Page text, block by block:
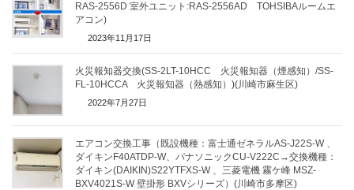
RAS-2556D 室外ユニット:RAS-2556AD TOHSIBAルームエ
アコン)
2023年11月17日
火災報知器交換(SS-2LT-10HCC 火災報知器（煙感知）/SS-
FL-10HCCA 火災報知器（熱感知）)(川崎市麻生区)
2022年7月27日
エアコン交換工事（既設機種：富士通ゼネラルAS-J22S-W 、
ダイキンF40ATDP-W、パナソニックCU-V222C→交換機種：
ダイキン(DAIKIN)S22YTFXS-W 、三菱電機 霧ケ峰 MSZ-
BXV4021S-W 壁掛形 BXVシリーズ）(川崎市多摩区)